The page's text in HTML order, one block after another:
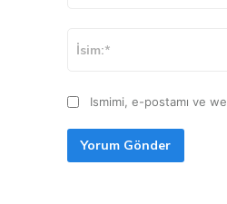
Ismimi, e-postamı ve